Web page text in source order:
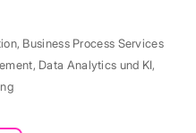
und KI.
, Business Process Services
, Data Analytics und KI,